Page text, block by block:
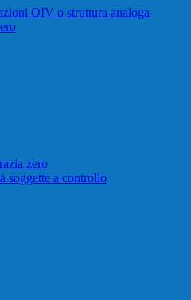
OIV o struttura analoga
zero
soggette a controllo